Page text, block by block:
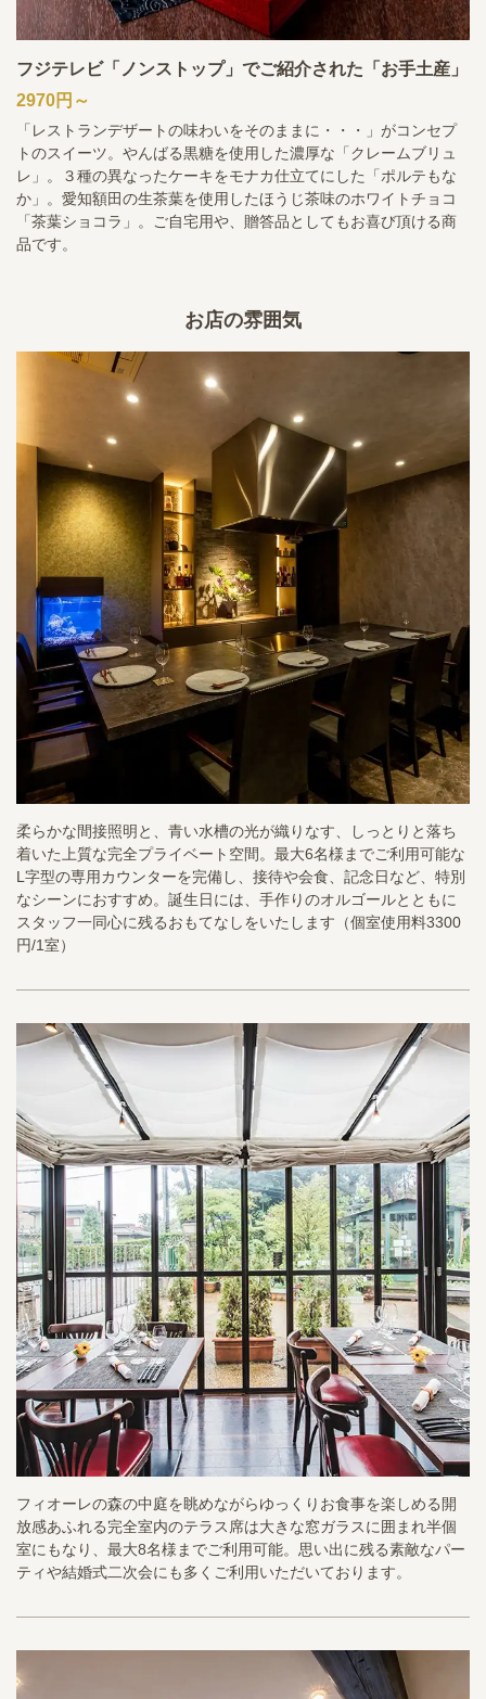
フジテレビ「ノンストップ」でご紹介された「お手土産」
2970円～
「レストランデザートの味わいをそのままに・・・」がコンセプ
トのスイーツ。やんばる黒糖を使用した濃厚な「クレームブリュ
レ」。３種の異なったケーキをモナカ仕立てにした「ポルテもな
か」。愛知額田の生茶葉を使用したほうじ茶味のホワイトチョコ
「茶葉ショコラ」。ご自宅用や、贈答品としてもお喜び頂ける商
品です。
お店の雰囲気
柔らかな間接照明と、青い水槽の光が織りなす、しっとりと落ち
着いた上質な完全プライベート空間。最大6名様までご利用可能な
L字型の専用カウンターを完備し、接待や会食、記念日など、特別
なシーンにおすすめ。誕生日には、手作りのオルゴールとともに
スタッフ一同心に残るおもてなしをいたします（個室使用料3300
円/1室）
フィオーレの森の中庭を眺めながらゆっくりお食事を楽しめる開
放感あふれる完全室内のテラス席は大きな窓ガラスに囲まれ半個
室にもなり、最大8名様までご利用可能。思い出に残る素敵なパー
ティや結婚式二次会にも多くご利用いただいております。